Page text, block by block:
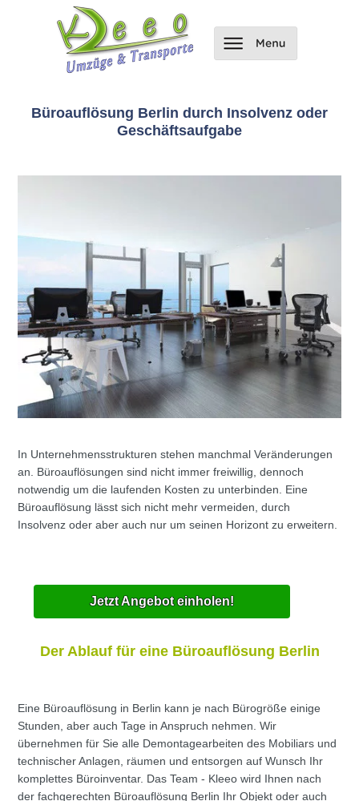
Büroauflösung Berlin durch Insolvenz oder
Geschäftsaufgabe
In Unternehmensstrukturen stehen manchmal Veränderungen
an. Büroauflösungen sind nicht immer freiwillig, dennoch
notwendig um die laufenden Kosten zu unterbinden. Eine
Büroauflösung lässt sich nicht mehr vermeiden, durch
Insolvenz oder aber auch nur um seinen Horizont zu erweitern.
Jetzt Angebot einholen!
Der Ablauf für eine Büroauflösung Berlin
Eine Büroauflösung in Berlin kann je nach Bürogröße einige
Stunden, aber auch Tage in Anspruch nehmen. Wir
übernehmen für Sie alle Demontagearbeiten des Mobiliars und
technischer Anlagen, räumen und entsorgen auf Wunsch Ihr
komplettes Büroinventar. Das Team - Kleeo wird Ihnen nach
der fachgerechten Büroauflösung Berlin Ihr Objekt oder auch